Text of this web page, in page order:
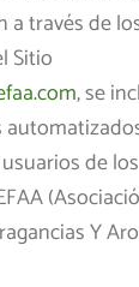
a través de
Sitio
, se
de los
Y